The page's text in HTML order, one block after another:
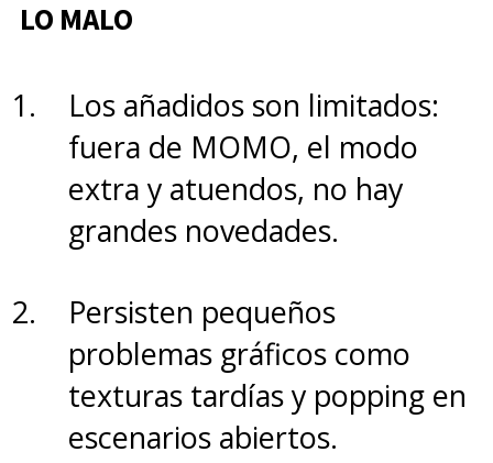
LO MALO
Los añadidos son limitados:
fuera de MOMO, el modo
extra y atuendos, no hay
grandes novedades.
Persisten pequeños
problemas gráficos como
texturas tardías y popping en
escenarios abiertos.